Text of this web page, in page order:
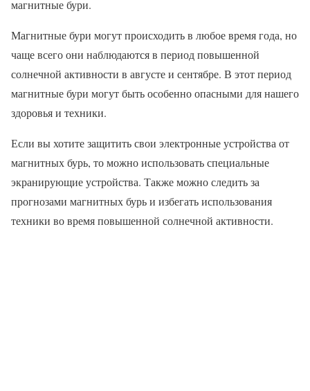
магнитные бури.
Магнитные бури могут происходить в любое время года, но
чаще всего они наблюдаются в период повышенной
солнечной активности в августе и сентябре. В этот период
магнитные бури могут быть особенно опасными для нашего
здоровья и техники.
Если вы хотите защитить свои электронные устройства от
магнитных бурь, то можно использовать специальные
экранирующие устройства. Также можно следить за
прогнозами магнитных бурь и избегать использования
техники во время повышенной солнечной активности.